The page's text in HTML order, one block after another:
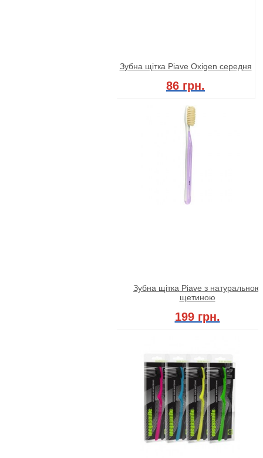
Зубна щітка Piave Oxigen середня
86 грн.
Зубна щітка Piave з натуральною
щетиною
199 грн.